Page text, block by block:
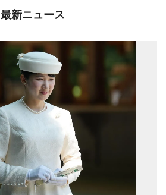
最新ニュース